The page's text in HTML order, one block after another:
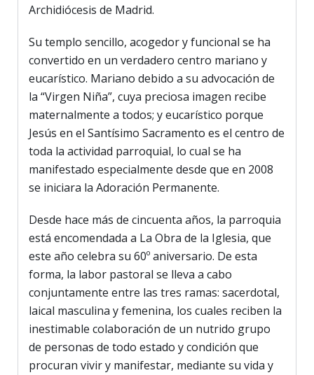
Archidiócesis de Madrid.
Su templo sencillo, acogedor y funcional se ha
convertido en un verdadero centro mariano y
eucarístico. Mariano debido a su advocación de
la “Virgen Niña”, cuya preciosa imagen recibe
maternalmente a todos; y eucarístico porque
Jesús en el Santísimo Sacramento es el centro de
toda la actividad parroquial, lo cual se ha
manifestado especialmente desde que en 2008
se iniciara la Adoración Permanente.
Desde hace más de cincuenta años, la parroquia
está encomendada a La Obra de la Iglesia, que
este año celebra su 60º aniversario. De esta
forma, la labor pastoral se lleva a cabo
conjuntamente entre las tres ramas: sacerdotal,
laical masculina y femenina, los cuales reciben la
inestimable colaboración de un nutrido grupo
de personas de todo estado y condición que
procuran vivir y manifestar, mediante su vida y